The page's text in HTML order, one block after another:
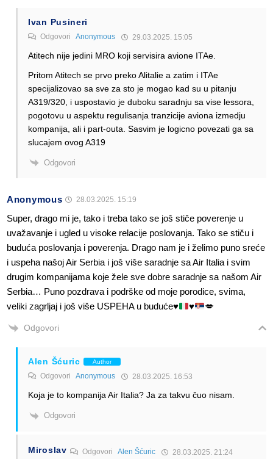
Ivan Pusineri
Odgovori Anonymous 29.03.2025. 15:05
Atitech nije jedini MRO koji servisira avione ITAe.
Pritom Atitech se prvo preko Alitalie a zatim i ITAe
specijalizovao sa sve za sto je mogao kad su u pitanju
A319/320, i uspostavio je duboku saradnju sa vise lessora,
pogotovu u aspektu regulisanja tranzicije aviona izmedju
kompanija, ali i part-outa. Sasvim je logicno povezati ga sa
slucajem ovog A319
Odgovori
Anonymous 28.03.2025. 15:19
Super, drago mi je, tako i treba tako se još stiče poverenje u
uvažavanje i ugled u visoke relacije poslovanja. Tako se stiču i
buduća poslovanja i poverenja. Drago nam je i želimo puno sreće
i uspeha našoj Air Serbia i još više saradnje sa Air Italia i svim
drugim kompanijama koje žele sve dobre saradnje sa našom Air
Serbia… Puno pozdrava i podrške od moje porodice, svima,
veliki zagrljaj i još više USPEHA u buduće♥️ ♥️ 💋
Odgovori
Alen Šćuric Author
Odgovori Anonymous 28.03.2025. 16:53
Koja je to kompanija Air Italia? Ja za takvu čuo nisam.
Odgovori
Miroslav Odgovori Alen Šćuric 28.03.2025. 21:24